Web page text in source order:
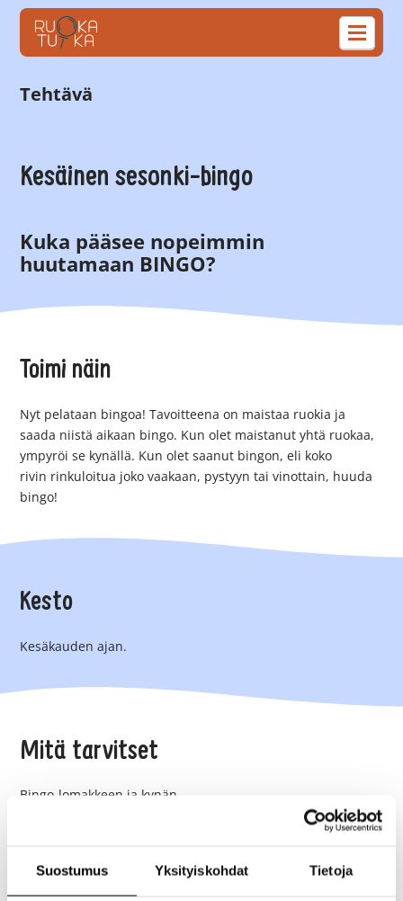
Suostumus Yksityiskohdat Tietoja
Tehtävä
Kesäinen sesonki-bingo
Kuka pääsee nopeimmin
huutamaan BINGO?
Toimi näin
Nyt pelataan bingoa! Tavoitteena on maistaa ruokia ja
saada niistä aikaan bingo. Kun olet maistanut yhtä ruokaa,
ympyröi se kynällä. Kun olet saanut bingon, eli koko
rivin rinkuloitua joko vaakaan, pystyyn tai vinottain, huuda
bingo!
Kesto
Kesäkauden ajan.
Mitä tarvitset
Bingo-lomakkeen ja kynän.